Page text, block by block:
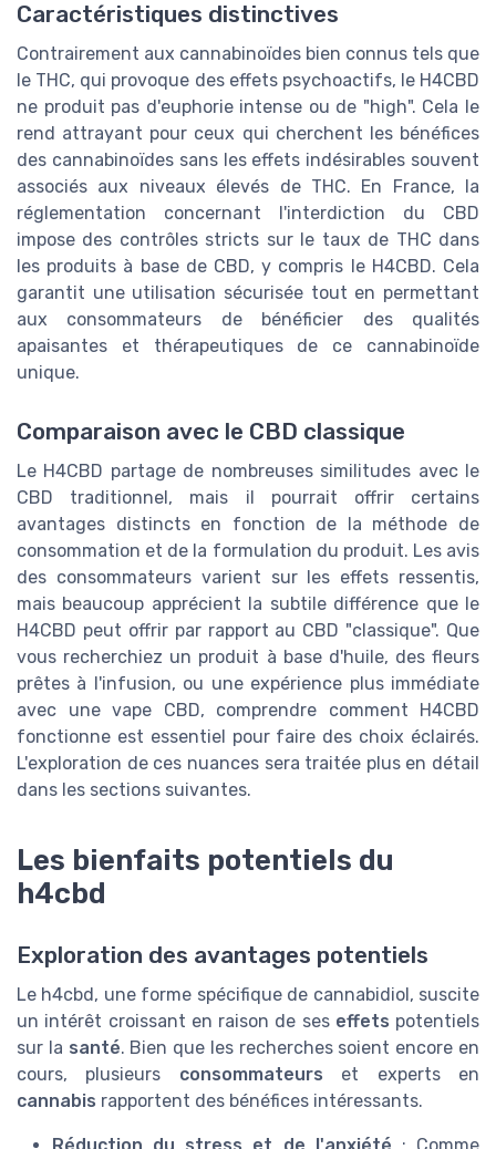
Caractéristiques distinctives
Contrairement aux cannabinoïdes bien connus tels que
le THC, qui provoque des effets psychoactifs, le H4CBD
ne produit pas d'euphorie intense ou de "high". Cela le
rend attrayant pour ceux qui cherchent les bénéfices
des cannabinoïdes sans les effets indésirables souvent
associés aux niveaux élevés de THC. En France, la
réglementation concernant l'interdiction du CBD
impose des contrôles stricts sur le taux de THC dans
les produits à base de CBD, y compris le H4CBD. Cela
garantit une utilisation sécurisée tout en permettant
aux consommateurs de bénéficier des qualités
apaisantes et thérapeutiques de ce cannabinoïde
unique.
Comparaison avec le CBD classique
Le H4CBD partage de nombreuses similitudes avec le
CBD traditionnel, mais il pourrait offrir certains
avantages distincts en fonction de la méthode de
consommation et de la formulation du produit. Les avis
des consommateurs varient sur les effets ressentis,
mais beaucoup apprécient la subtile différence que le
H4CBD peut offrir par rapport au CBD "classique". Que
vous recherchiez un produit à base d'huile, des fleurs
prêtes à l'infusion, ou une expérience plus immédiate
avec une vape CBD, comprendre comment H4CBD
fonctionne est essentiel pour faire des choix éclairés.
L'exploration de ces nuances sera traitée plus en détail
dans les sections suivantes.
Les bienfaits potentiels du
h4cbd
Exploration des avantages potentiels
Le h4cbd, une forme spécifique de cannabidiol, suscite
un intérêt croissant en raison de ses effets potentiels
sur la santé. Bien que les recherches soient encore en
cours, plusieurs consommateurs et experts en
cannabis rapportent des bénéfices intéressants.